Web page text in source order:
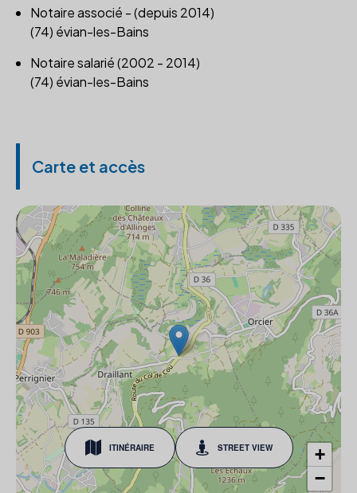
Notaire associé - (depuis 2014)
(74) évian-les-Bains
Notaire salarié (2002 - 2014)
(74) évian-les-Bains
Carte et accès
ITINÉRAIRE STREET VIEW
+
−